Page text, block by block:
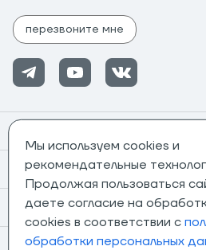
перезвоните мне
Информация
О компании
Магазины
Мы используем cookies и
рекомендательные
Продолжая пользоваться
даете согласие на
cookies в соответствии с
обработки персональных